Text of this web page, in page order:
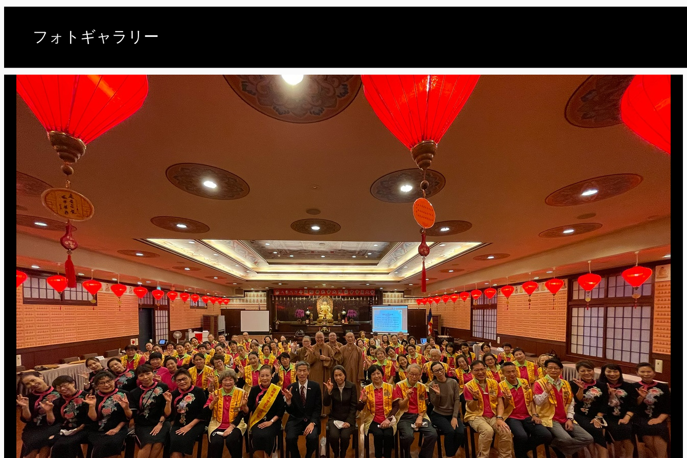
フォトギャラリー